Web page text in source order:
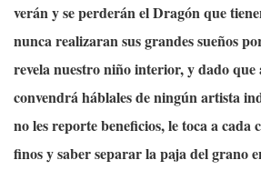
verán y se perderán el Dragón que
nunca realizaran sus grandes sueños
revela nuestro niño interior, y dado que
convendrá háblales de ningún artista
no les reporte beneficios, le toca a cada
finos y saber separar la paja del grano